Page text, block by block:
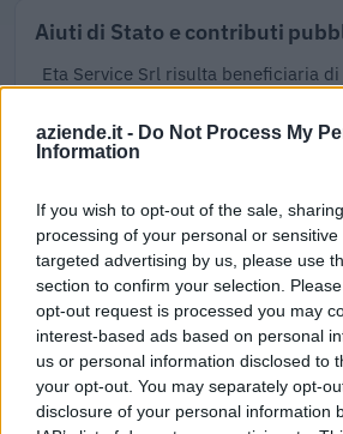
aziende.it - Do Not Process My
Information
If you wish to opt-out of the sale,
processing of your personal or
targeted advertising by us, please use
section to confirm your selection.
opt-out request is processed you may
interest-based ads based on personal
us or personal information disclosed to
your opt-out. You may separately opt-
disclosure of your personal information
Aiuti di Stato e contributi
Eta Service Srl risulta beneficiaria
2023-05-31
della decisione SA. 62668 e decisione
SA 101076)
agenzia delle entrate
2.000 euro
2023-04-04
esenzioni fiscali e crediti
seguito della crisi economica causata
COVID-19 [con mo
agenzia delle entrate